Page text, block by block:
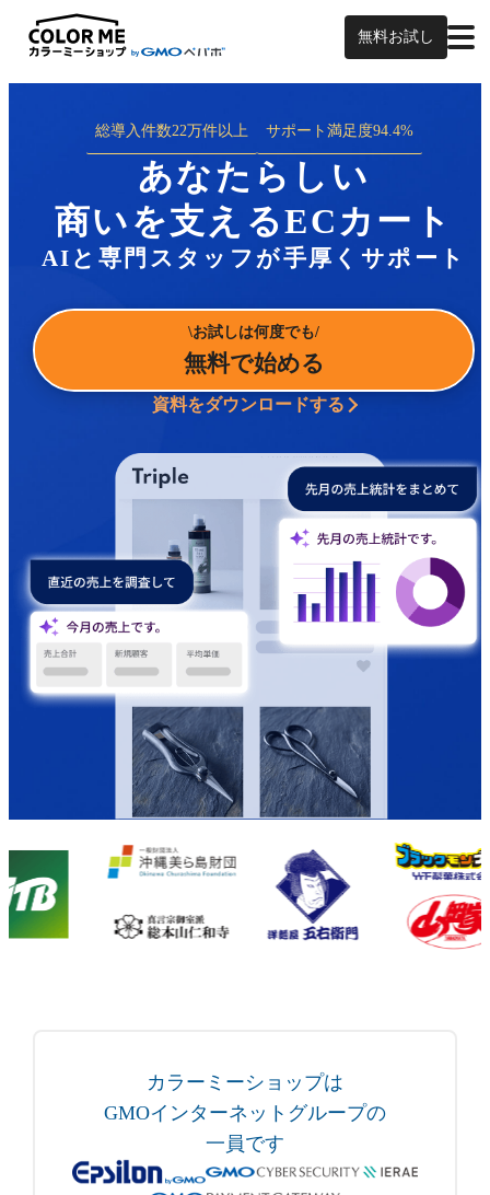
無料お試し
総導入件数22万件以上 サポート満足度94.4%
あなたらしい
商いを支えるECカート
AIと専門スタッフが手厚くサポート
お試しは何度でも
無料で始める
資料をダウンロードする
カラーミーショップは
GMOインターネットグループの
一員です